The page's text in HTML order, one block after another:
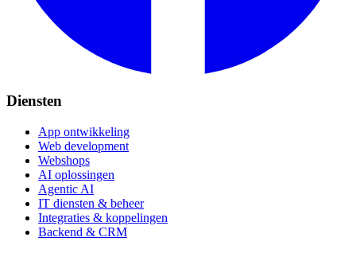
Diensten
App ontwikkeling
Web development
Webshops
AI oplossingen
Agentic AI
IT diensten & beheer
Integraties & koppelingen
Backend & CRM